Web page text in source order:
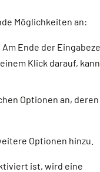
Möglichkeiten an:
Ende der
Klick darauf,
Optionen an, deren
Optionen hinzu.
ist, wird eine